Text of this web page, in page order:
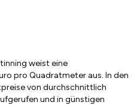
weist eine
pro Quadratmeter aus. In den
von durchschnittlich
und in günstigen